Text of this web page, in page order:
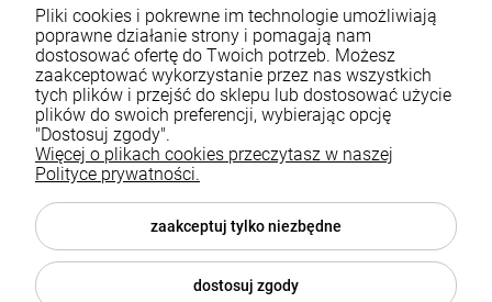
90-616 Łódź
790 727 174
sklep@eko-familia.pl
Informacje o sklepie
Suplementy diety
Popularne kategorie
Moje konto
Zasubskrybuj nasz newsletter
i otrzymaj5% rabatu na zakupy.
Twój email
Pliki cookies i pokrewne im technologie umożliwiają
poprawne działanie strony i pomagają nam
dostosować ofertę do Twoich potrzeb. Możesz
zaakceptować wykorzystanie przez nas wszystkich
tych plików i przejść do sklepu lub dostosować użycie
plików do swoich preferencji, wybierając opcję
"Dostosuj zgody".
Więcej o plikach cookies przeczytasz w naszej
Polityce prywatności.
zaakceptuj tylko niezbędne
dostosuj zgody